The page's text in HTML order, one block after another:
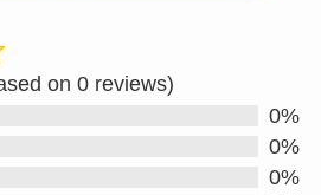
on 0 reviews)
0%
0%
0%